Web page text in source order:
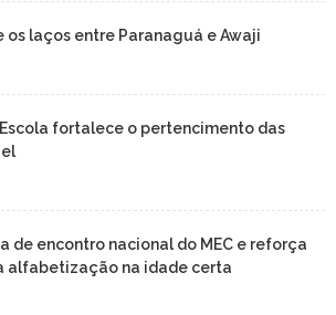
laços entre Paranaguá e Awaji
fortalece o pertencimento das
de encontro nacional do MEC e reforça
alfabetização na idade certa